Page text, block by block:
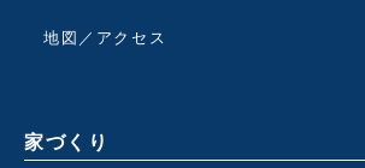
地図／アクセス
家づくり